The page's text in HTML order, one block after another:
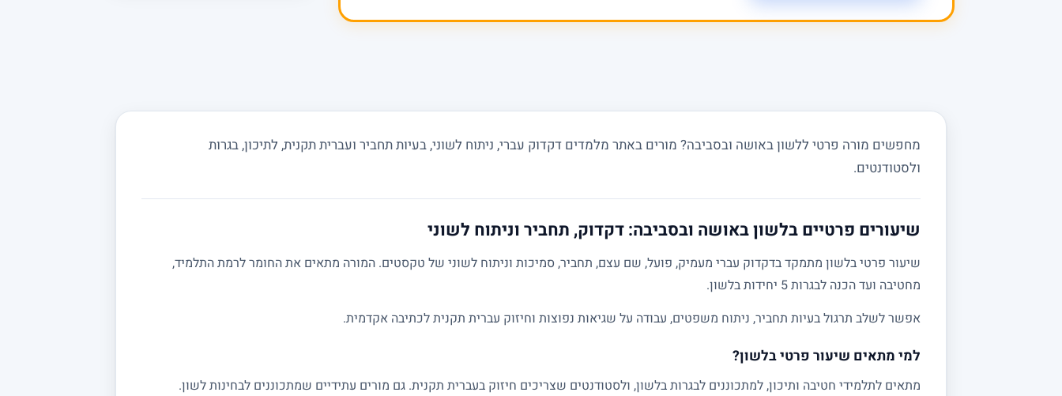
מחפשים מורה פרטי ללשון באושה ובסביבה? מורים באתר מלמדים דקדוק עברי, ניתוח לשוני, בעיות תחביר ועברית תקנית, לתיכון, בגרות
ולסטודנטים.
שיעורים פרטיים בלשון באושה ובסביבה: דקדוק, תחביר וניתוח לשוני
שיעור פרטי בלשון מתמקד בדקדוק עברי מעמיק, פועל, שם עצם, תחביר, סמיכות וניתוח לשוני של טקסטים. המורה מתאים את החומר לרמת התלמיד,
מחטיבה ועד הכנה לבגרות 5 יחידות בלשון.
אפשר לשלב תרגול בעיות תחביר, ניתוח משפטים, עבודה על שגיאות נפוצות וחיזוק עברית תקנית לכתיבה אקדמית.
למי מתאים שיעור פרטי בלשון?
מתאים לתלמידי חטיבה ותיכון, למתכוננים לבגרות בלשון, ולסטודנטים שצריכים חיזוק בעברית תקנית. גם מורים עתידיים שמתכוננים לבחינות לשון.